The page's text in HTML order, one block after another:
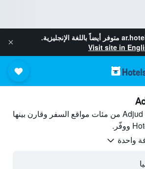
متوفر أيضاً باللغة الإنجليزية.
Visit site in
ابحث عن فنادق في Adjud من مئات مواقع السفر وقارن بينها